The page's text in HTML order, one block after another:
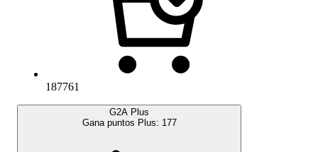
187761
G2A Plus
Gana puntos Plus: 177